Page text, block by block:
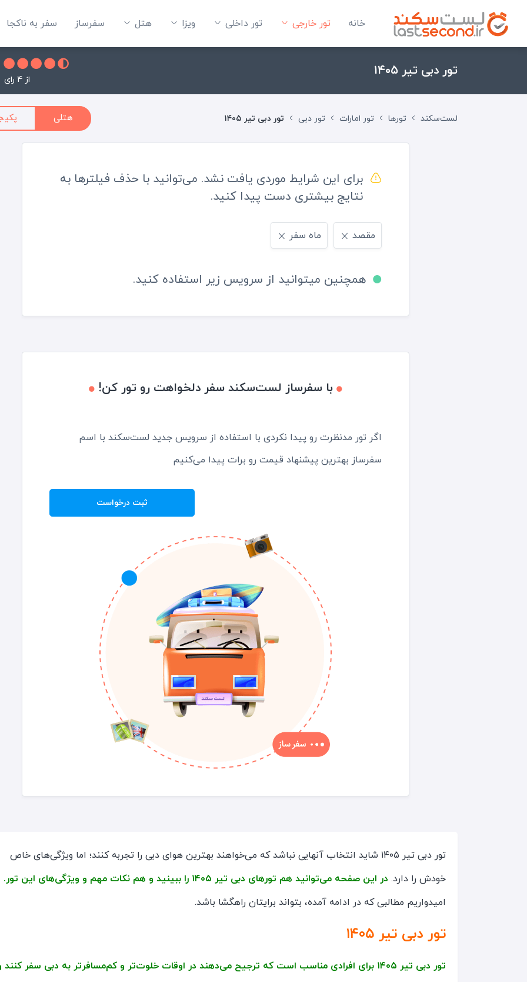
خانه تور خارجی تور داخلی ویزا هتل‌ سفرساز سفر به ناکجا
تور دبی تیر ۱۴۰۵
از 4 رای
لست‌سکند تورها تور امارات تور دبی تور دبی تیر ۱۴۰۵ هتلی
برای این شرایط موردی یافت نشد. می‌توانید با حذف فیلترها به
نتایج بیشتری دست پیدا کنید.
مقصد ماه سفر
همچنین میتوانید از سرویس زیر استفاده کنید.
با سفرساز لست‌سکند سفر دلخواهت رو تور کن!
اگر تور مدنظرت رو پیدا نکردی با استفاده از سرویس جدید لست‌سکند با اسم
سفرساز بهترین پیشنهاد قیمت رو برات پیدا می‌کنیم
ثبت درخواست
تور دبی تیر ۱۴۰۵ شاید انتخاب آنهایی نباشد که می‌خواهند بهترین هوای دبی را تجربه کنند؛ اما ویژگی‌های خاص
خودش را دارد. در این صفحه می‌توانید هم تورهای دبی تیر ۱۴۰۵ را ببینید و هم نکات مهم و ویژگی‌های این تور.
امیدواریم مطالبی که در ادامه آمده، بتواند برایتان راهگشا باشد.
تور دبی تیر ۱۴۰۵
تور دبی تیر ۱۴۰۵ برای افرادی مناسب است که ترجیح می‌دهند در اوقات خلوت‌تر و کم‌مسافرتر به دبی سفر کنند